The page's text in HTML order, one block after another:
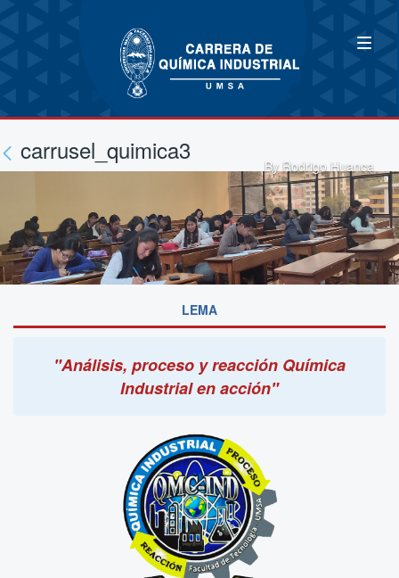
carrusel_quimica3
By Rodrigo Huanca
LEMA
"Análisis, proceso y reacción Química
Industrial en acción"